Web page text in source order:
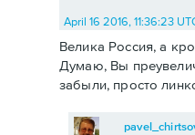
April 16 2016, 11:36:23
Велика Россия, а
Думаю, Вы
забыли, просто